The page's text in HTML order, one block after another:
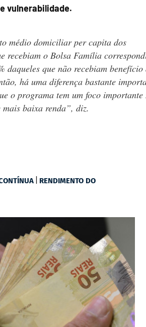
vulnerabilidade.
médio domiciliar per capita dos
recebiam o Bolsa Família
daqueles que não recebiam benefício
há uma diferença bastante
o programa tem um foco importante
baixa renda”, diz.
| RENDIMENTO DO